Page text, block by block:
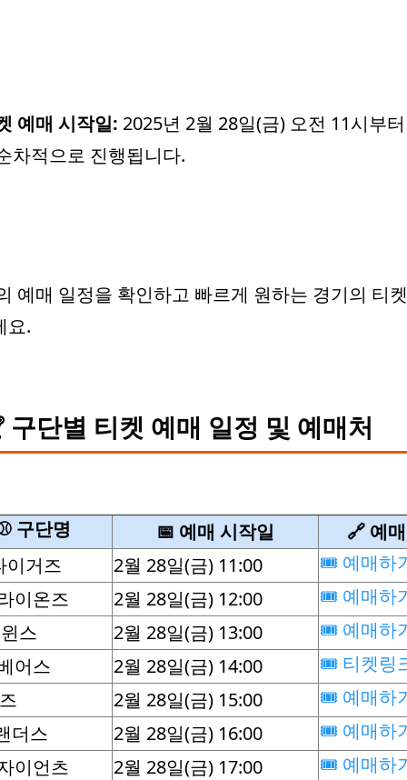
예매 시작일: 2025년 2월 28일(금) 오전 11시부
차적으로 진행됩니다.
예매 일정을 확인하고 빠르게 원하는 경기의 티
요.
구단별 티켓 예매 일정 및 예매처
구단명 📅 예매 시작일
🔗 예
이거즈
2월 28일(금) 11:00
🎟️ 예매하
이온즈
2월 28일(금) 12:00
🎟️ 예매하
스
2월 28일(금) 13:00
🎟️ 예매하
어스
2월 28일(금) 14:00
🎟️ 티켓링
2월 28일(금) 15:00
🎟️ 예매하
더스
2월 28일(금) 16:00
🎟️ 예매하
이언츠
2월 28일(금) 17:00
🎟️ 예매하